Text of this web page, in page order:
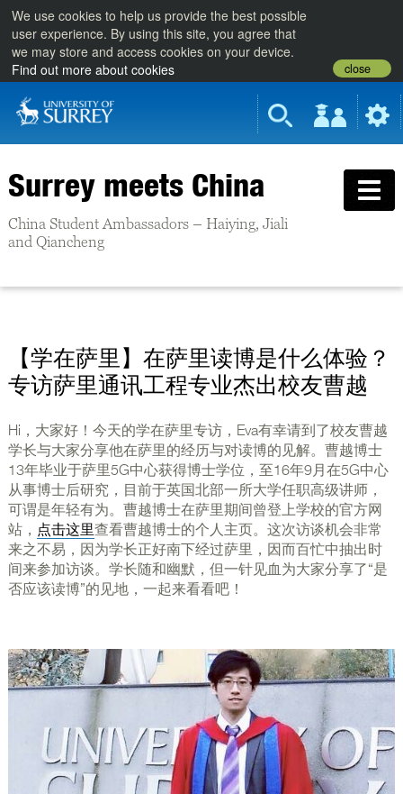
We use cookies to help us provide the best possible
user experience. By using this site, you agree that
we may store and access cookies on your device.
Find out more about cookies
close
Surrey meets China
China Student Ambassadors – Haiying, Jiali
and Qiancheng
【学在萨里】在萨里读博是什么体验？
专访萨里通讯工程专业杰出校友曹越
Hi，大家好！今天的学在萨里专访，Eva有幸请到了校友曹越
学长与大家分享他在萨里的经历与对读博的见解。曹越博士
13年毕业于萨里5G中心获得博士学位，至16年9月在5G中心
从事博士后研究，目前于英国北部一所大学任职高级讲师，
可谓是年轻有为。曹越博士在萨里期间曾登上学校的官方网
站， 点击这里查看曹越博士的个人主页。这次访谈机会非常
来之不易，因为学长正好南下经过萨里，因而百忙中抽出时
间来参加访谈。学长随和幽默，但一针见血为大家分享了“是
否应该读博”的见地，一起来看看吧！